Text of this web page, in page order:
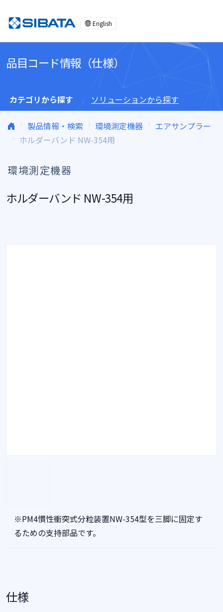
English
品目コード情報（仕様）
カテゴリから探す ソリューションから探す
製品情報・検索 環境測定機器
エアサンプラー
ホルダーバンド NW-354用
環境測定機器
ホルダーバンド NW-354用
※PM4慣性衝突式分粒装置NW-354型を三脚に固定す
るための支持部品です。
仕様